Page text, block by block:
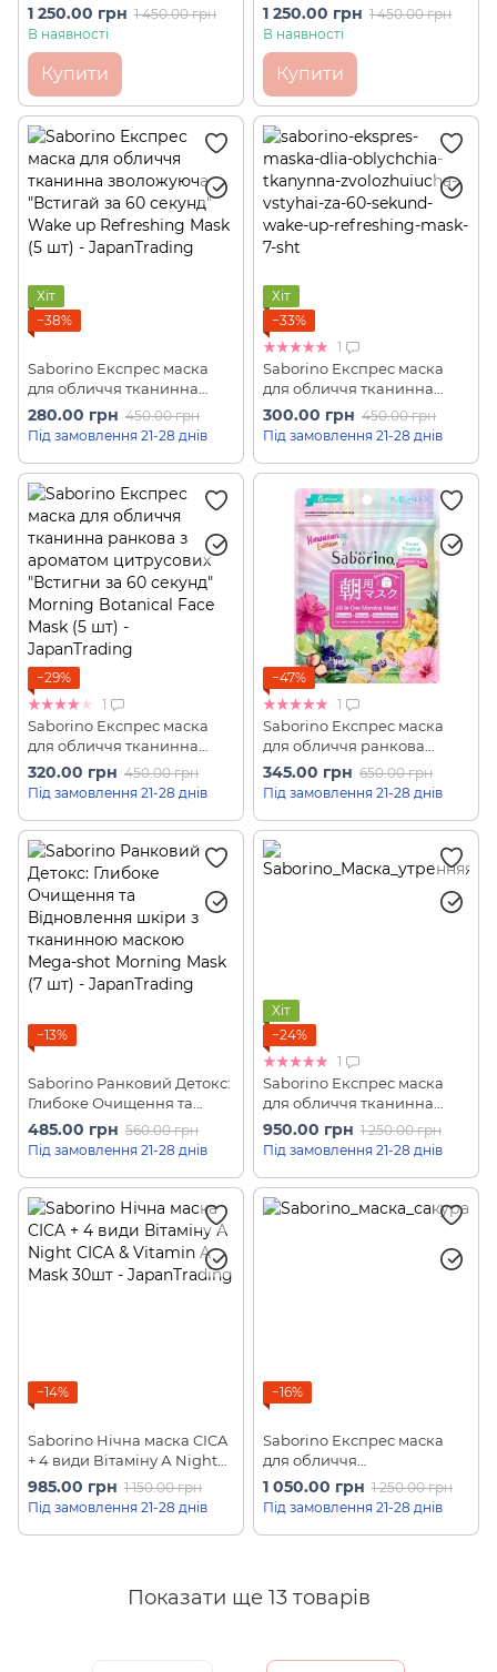
зволожуюча "Встигай за 60
секунд" Wake up
1 250.00 грн 1 450.00 грн
В наявності
Купити
зволоження за 60 секунд
Morning Sheet Mask Alarm
1 250.00 грн 1 450.00 грн
В наявності
Купити
Хіт
−38%
Saborino Експрес маска
для обличчя тканинна
зволожуюча "Встигай за 60
секунд" Wake up
Refreshing Mask (5 шт)
280.00 грн 450.00 грн
Під замовлення 21-28 днів
Хіт
−33%
1
Saborino Експрес маска
для обличчя тканинна
зволожуюча "Встигай за 60
секунд" Wake up
Refreshing Mask (7 шт)
300.00 грн 450.00 грн
Під замовлення 21-28 днів
−29%
1
Saborino Експрес маска
для обличчя тканинна
ранкова з ароматом
цитрусових "Встигни за 60
секунд" Morning Botanical
Face Mask (5 шт)
320.00 грн 450.00 грн
Під замовлення 21-28 днів
−47%
1
Saborino Експрес маска
для обличчя ранкова
зволожуюча з ароматом
тропічних фруктів
"Встигни за 60 секунд"
Morning Face Mask
Hawaiian Edition (5 шт)
345.00 грн 650.00 грн
Під замовлення 21-28 днів
−13%
Saborino Ранковий Детокс:
Глибоке Очищення та
Відновлення шкіри з
тканинною маскою Mega-
shot Morning Mask (7 шт)
485.00 грн 560.00 грн
Під замовлення 21-28 днів
Хіт
−24%
1
Saborino Експрес маска
для обличчя тканинна
ранкова відбілююча
"Встигни за 60 секунд"
Wake Up Refreshing Mask
(32шт)
950.00 грн 1 250.00 грн
Під замовлення 21-28 днів
−14%
Saborino Нічна маска CICA
+ 4 види Вітаміну А Night
CICA & Vitamin A Mask 30шт
985.00 грн 1 150.00 грн
Під замовлення 21-28 днів
−16%
Saborino Експрес маска
для обличчя
тканинна зволожуюча
ранкова з ароматом
сакури "Встигни за 60
секунд" Morning Facial
1 050.00 грн 1 250.00 грн
Під замовлення 21-28 днів
Показати ще 13 товарів